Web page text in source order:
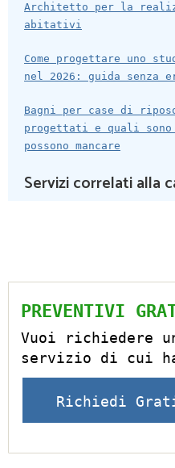
Architetto per la
abitativi
Come progettare uno
nel 2026: guida senza
Bagni per case di
progettati e quali
possono mancare
Servizi correlati alla
PREVENTIVI
Vuoi richiedere
servizio di cui
Richiedi